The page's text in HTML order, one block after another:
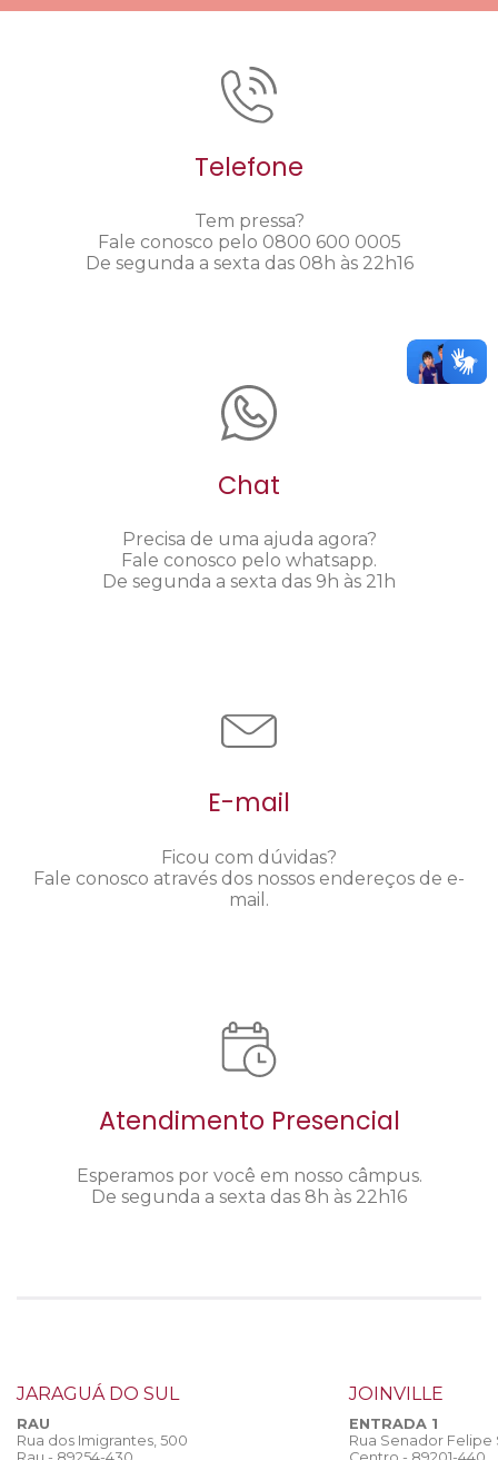
Telefone
Tem pressa?
Fale conosco pelo 0800 600 0005
De segunda a sexta das 08h às 22h16
Chat
Precisa de uma ajuda agora?
Fale conosco pelo whatsapp.
De segunda a sexta das 9h às 21h
E-mail
Ficou com dúvidas?
Fale conosco através dos nossos endereços de e-
mail.
Atendimento Presencial
Esperamos por você em nosso câmpus.
De segunda a sexta das 8h às 22h16
JARAGUÁ DO SUL
RAU
Rua dos Imigrantes, 500
Rau - 89254-430
JOINVILLE
ENTRADA 1
Rua Senador
Centro - 89201-440